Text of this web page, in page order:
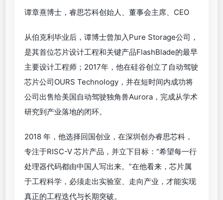
谭章熹博士，睿思芯科创始人、董事会主席、CEO
从伯克利毕业后，谭博士曾加入Pure Storage公司，
是其首位芯片设计工程和关键产品FlashBlade的最早
主要设计工程师；2017年，他在硅谷创立了自动驾驶
芯片公司OURS Technology，并在短时间内成功将
公司出售给美国自动驾驶独角兽Aurora，完成从学术
研究到产业落地的闭环。
2018 年，他选择回国创业，在深圳创办睿思芯科，
专注于RISC-V 芯片产品，并立下目标：“希望每一行
处理器代码都由中国人写出来。”在他看来，芯片属
于工程科学，必须走出实验室、走向产业，才能实现
真正的工程迭代与长期突破。